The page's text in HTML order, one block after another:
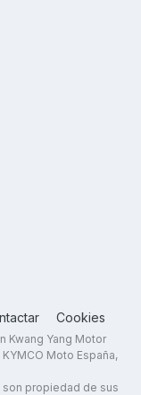
Cookies
Kwang Yang Motor
Moto España,
propiedad de sus